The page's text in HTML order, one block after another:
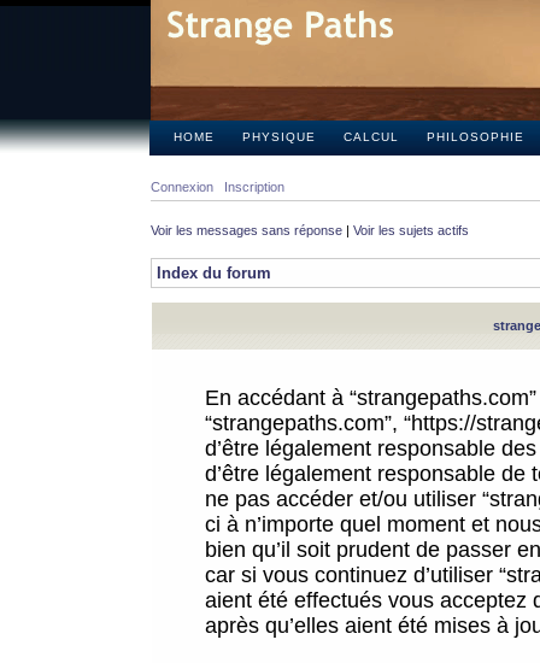
HOME PHYSIQUE CALCUL PHILOSOPHIE
Connexion Inscription
Voir les messages sans réponse | Voir les sujets actifs
Index du forum
En accédant à
“strangepaths.com”, “https://
d’être légalement responsable
d’être légalement responsable
ne pas accéder et/ou utiliser
ci à n’importe quel moment et
bien qu’il soit prudent de passer
car si vous continuez d’utiliser
aient été effectués vous acceptez
après qu’elles aient été mises à